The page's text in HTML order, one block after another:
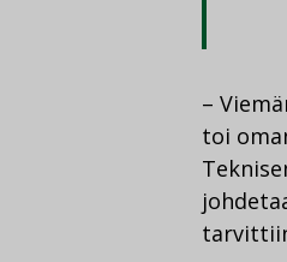
–
toi